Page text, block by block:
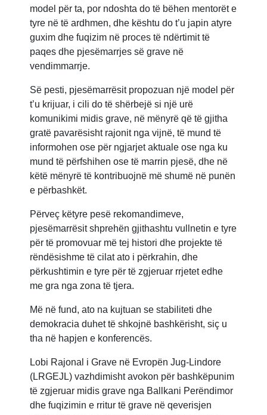
model për ta, por ndoshta do të bëhen mentorët e
tyre në të ardhmen, dhe kështu do t’u japin atyre
guxim dhe fuqizim në proces të ndërtimit të
paqes dhe pjesëmarrjes së grave në
vendimmarrje.
Së pesti, pjesëmarrësit propozuan një model për
t’u krijuar, i cili do të shërbejë si një urë
komunikimi midis grave, në mënyrë që të gjitha
gratë pavarësisht rajonit nga vijnë, të mund të
informohen ose për ngjarjet aktuale ose nga ku
mund të përfshihen ose të marrin pjesë, dhe në
këtë mënyrë të kontribuojnë më shumë në punën
e përbashkët.
Përveç këtyre pesë rekomandimeve,
pjesëmarrësit shprehën gjithashtu vullnetin e tyre
për të promovuar më tej histori dhe projekte të
rëndësishme të cilat ato i përkrahin, dhe
përkushtimin e tyre për të zgjeruar rrjetet edhe
me gra nga zona të tjera.
Më në fund, ato na kujtuan se stabiliteti dhe
demokracia duhet të shkojnë bashkërisht, siç u
tha në hapjen e konferencës.
Lobi Rajonal i Grave në Evropën Jug-Lindore
(LRGEJL) vazhdimisht avokon për bashkëpunim
të zgjeruar midis grave nga Ballkani Perëndimor
dhe fuqizimin e rritur të grave në qeverisjen